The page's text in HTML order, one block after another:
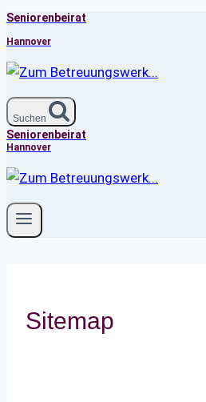
Zum
Inhalt
springen
Seniorenbeirat
Hannover
Suchen
Seniorenbeirat
Hannover
Sitemap